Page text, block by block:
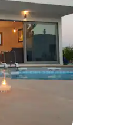
commentaires : 4,95 sur 5